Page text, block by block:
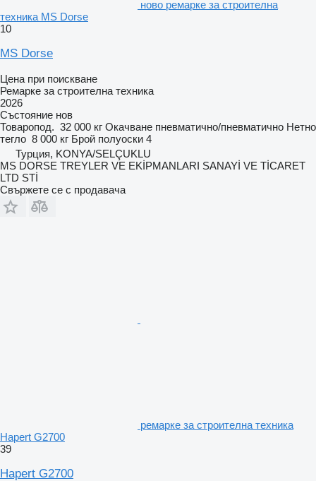
ново ремарке за строителна
техника MS Dorse
10
MS Dorse
Цена при поискване
Ремарке за строителна техника
2026
Състояние нов
Товаропод. 32 000 кг Окачване пневматично/пневматично Нетно
тегло 8 000 кг Брой полуоски 4
Турция, KONYA/SELÇUKLU
MS DORSE TREYLER VE EKİPMANLARI SANAYİ VE TİCARET
LTD STİ
Свържете се с продавача
ремарке за строителна техника
Hapert G2700
39
Hapert G2700